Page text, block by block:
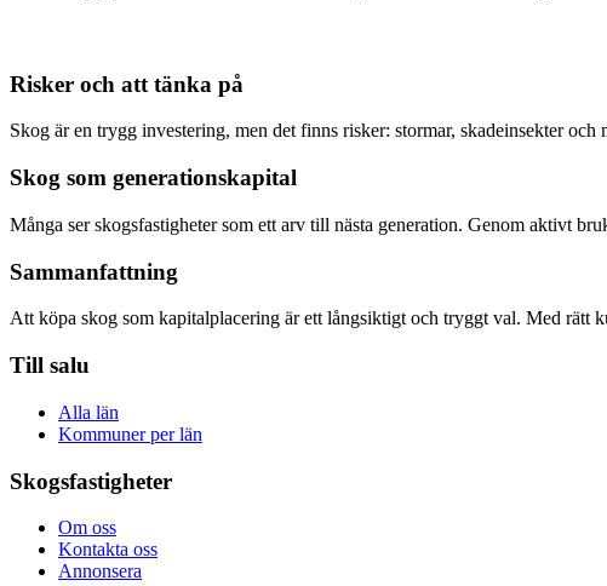
Risker och att tänka på
Skog är en trygg investering, men det finns risker: stormar, skadeinsekter
Skog som generationskapital
Många ser skogsfastigheter som ett arv till nästa generation. Genom aktivt
Sammanfattning
Att köpa skog som kapitalplacering är ett långsiktigt och tryggt val. Med rätt
Till salu
Alla län
Kommuner per län
Skogsfastigheter
Om oss
Kontakta oss
Annonsera